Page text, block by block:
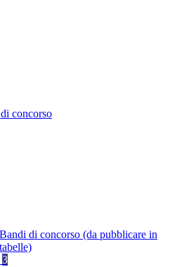
concorso
Bandi di concorso (da pubblicare in
tabelle)
3